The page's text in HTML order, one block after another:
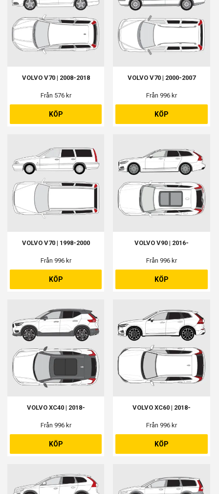
VOLVO V70 | 2008-2018
Från 576 kr
KÖP
VOLVO V70 | 2000-2007
Från 996 kr
KÖP
VOLVO V70 | 1998-2000
Från 996 kr
KÖP
VOLVO V90 | 2016-
Från 996 kr
KÖP
VOLVO XC40 | 2018-
Från 996 kr
KÖP
VOLVO XC60 | 2018-
Från 996 kr
KÖP